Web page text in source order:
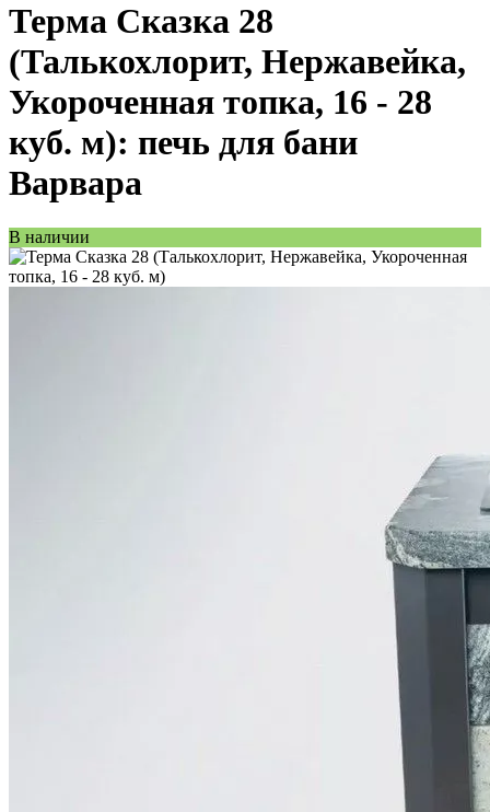
Терма Сказка 28
(Талькохлорит, Нержавейка,
Укороченная топка, 16 - 28
куб. м): печь для бани
Варвара
В наличии